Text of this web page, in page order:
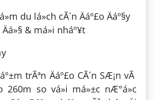
trÃªn Äáº£o CÃ´n SÆ¡n vÃ
260m so vá»i má»±c nÆ°á»c